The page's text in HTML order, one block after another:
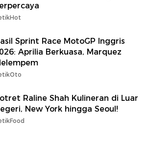
Sprint Race MotoGP Inggris
Aprilia Berkuasa, Marquez
Raline Shah Kulineran di Luar
New York hingga Seoul!